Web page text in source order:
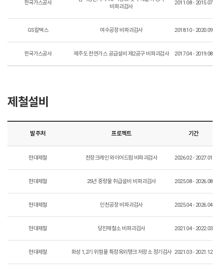
한국가스공사
비파괴검사
2011.08 - 2015.07
GS칼텍스 여수공장 비파괴검사 2018.10 - 2020.09
한국가스공사 제주도 천연가스 공급설비 제2공구 비파괴검사 2017.04 - 2019.08
제철설비
발주처 프로젝트 기간
현대제철 천장크레인 와이어드럼 비파괴검사 2026.02 - 2027.01
현대제철 25년 중량물 취급설비 비파괴검사 2025.08 - 2026.08
현대제철 인천공장 비파괴검사 2025.04 - 2026.04
현대제철 당진제철소 비파괴검사 2021.04 - 2022.03
현대제철 화성 1,2기 위험물 특정옥외탱크 저장소 정기검사 2021.03 - 2021.12